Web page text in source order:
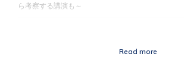
Read more
ら考察する講演も～